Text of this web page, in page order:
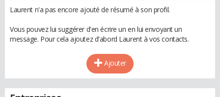
Laurent n'a pas encore ajouté de résumé à son profil.
Vous pouvez lui suggérer d'en écrire un en lui envoyant un
message. Pour cela ajoutez d'abord Laurent à vos contacts.
Ajouter